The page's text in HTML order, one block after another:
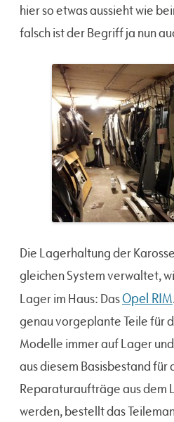
hier so etwas aussieht wie
falsch ist der Begriff ja nun
Die Lagerhaltung der
gleichen System verwaltet,
Lager im Haus: DasOpel RIM
genau vorgeplante Teile für
Modelle immer auf Lager
aus diesem Basisbestand für
Reparaturaufträge aus dem
werden, bestellt das